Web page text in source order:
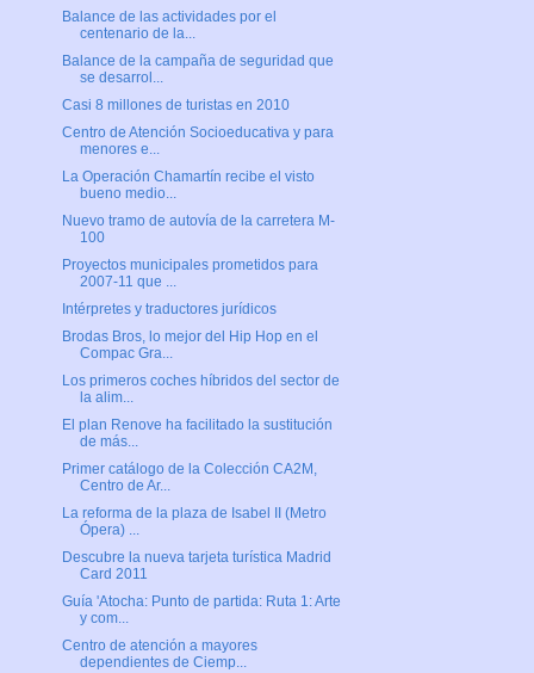
Balance de las actividades por el
centenario de la...
Balance de la campaña de seguridad que
se desarrol...
Casi 8 millones de turistas en 2010
Centro de Atención Socioeducativa y para
menores e...
La Operación Chamartín recibe el visto
bueno medio...
Nuevo tramo de autovía de la carretera M-
100
Proyectos municipales prometidos para
2007-11 que ...
Intérpretes y traductores jurídicos
Brodas Bros, lo mejor del Hip Hop en el
Compac Gra...
Los primeros coches híbridos del sector de
la alim...
El plan Renove ha facilitado la sustitución
de más...
Primer catálogo de la Colección CA2M,
Centro de Ar...
La reforma de la plaza de Isabel II (Metro
Ópera) ...
Descubre la nueva tarjeta turística Madrid
Card 2011
Guía 'Atocha: Punto de partida: Ruta 1: Arte
y com...
Centro de atención a mayores
dependientes de Ciemp...